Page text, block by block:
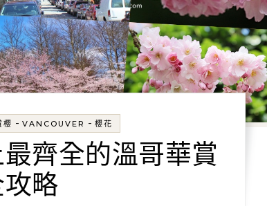
櫻 - VANCOUVER - 櫻花
齊全的溫哥華賞
略